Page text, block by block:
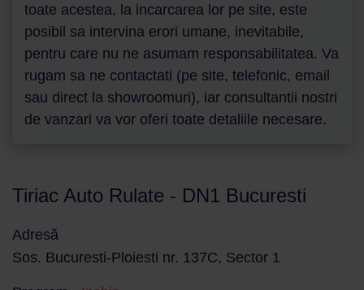
toate acestea, la incarcarea lor pe site, este
posibil sa intervina erori umane, inevitabile,
pentru care nu ne asumam responsabilitatea. Va
rugam sa ne contactati (pe site, telefonic, email
sau direct la showroomuri), iar consultantii nostri
de vanzari va vor oferi toate detaliile necesare.
Tiriac Auto Rulate - DN1 Bucuresti
Adresă
Sos. Bucuresti-Ploiesti nr. 137C, Sector 1